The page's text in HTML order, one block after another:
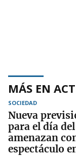
MÁS EN
SOCIEDAD
Nueva
para el día
amenazan
espectáculo